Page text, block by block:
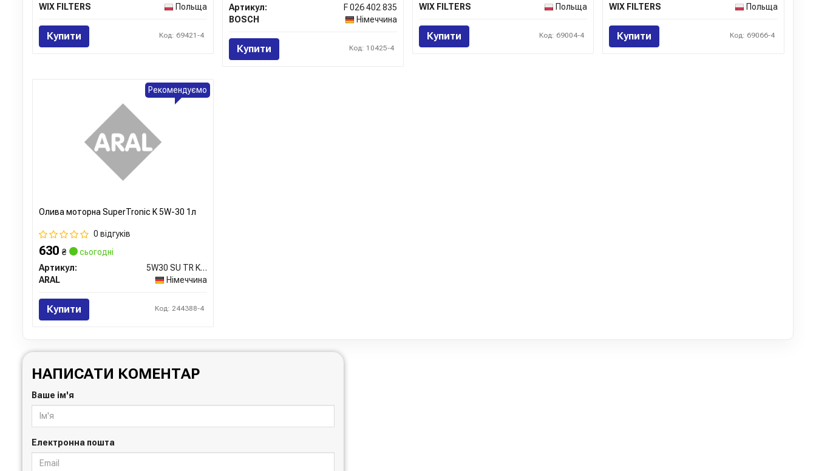
WIX FILTERS
Польща
Купити Код: 69421-4
Артикул:
F 026 402 835
BOSCH
Німеччина
Купити Код: 10425-4
WIX FILTERS
Польща
Купити Код: 69004-4
WIX FILTERS
Польща
Купити Код: 69066-4
Олива моторна SuperTronic K 5W-30 1л
0 відгуків
630 ₴
сьогодні
Артикул:
5W30 SU TR K 1L
ARAL
Німеччина
Купити Код: 244388-4
Рекомендуємо
НАПИСАТИ КОМЕНТАР
Ваше ім'я
Електронна пошта